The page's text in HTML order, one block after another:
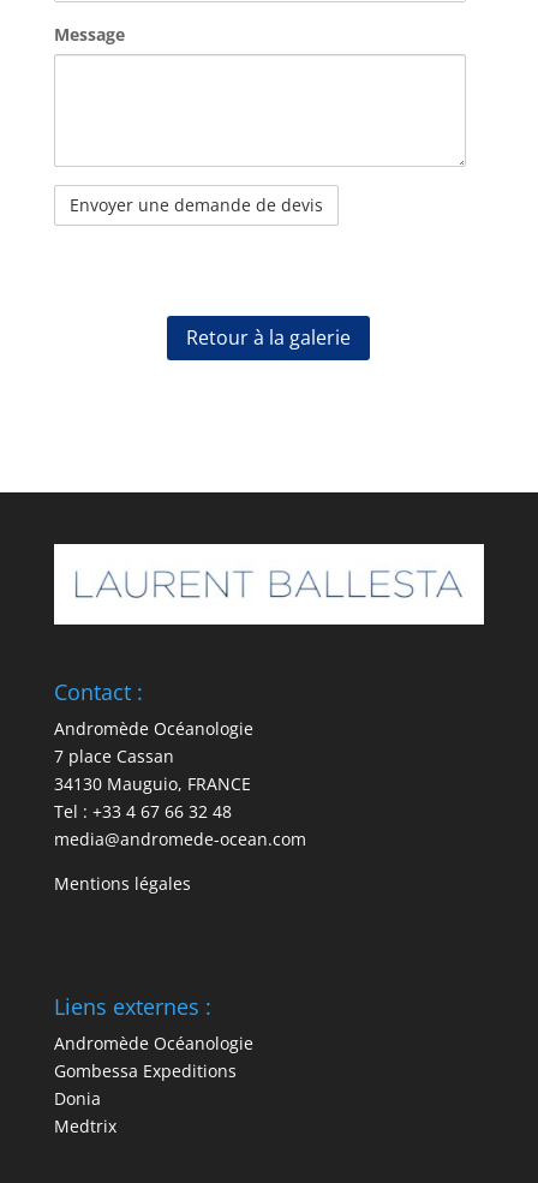
Message
Retour à la galerie
Contact :
Andromède Océanologie
7 place Cassan
34130 Mauguio, FRANCE
Tel : +33 4 67 66 32 48
media@andromede-ocean.com
Mentions légales
Liens externes :
Andromède Océanologie
Gombessa Expeditions
Donia
Medtrix